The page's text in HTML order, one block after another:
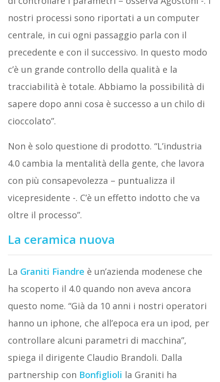
nostri processi sono riportati a un computer
centrale, in cui ogni passaggio parla con il
precedente e con il successivo. In questo modo
c’è un grande controllo della qualità e la
tracciabilità è totale. Abbiamo la possibilità di
sapere dopo anni cosa è successo a un chilo di
cioccolato”.
Non è solo questione di prodotto. “L’industria
4.0 cambia la mentalità della gente, che lavora
con più consapevolezza – puntualizza il
vicepresidente -. C’è un effetto indotto che va
oltre il processo”.
La ceramica nuova
La Graniti Fiandre è un’azienda modenese che
ha scoperto il 4.0 quando non aveva ancora
questo nome. “Già da 10 anni i nostri operatori
hanno un iphone, che all’epoca era un ipod, per
controllare alcuni parametri di macchina”,
spiega il dirigente Claudio Brandoli. Dalla
partnership con Bonfiglioli la Graniti ha